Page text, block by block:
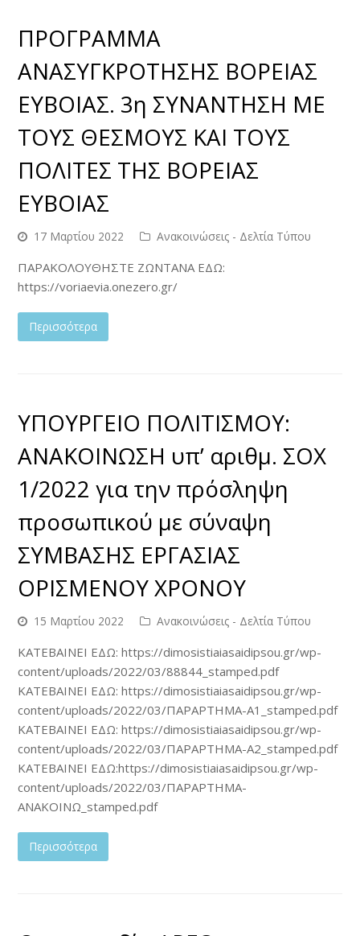
ΠΡΟΓΡΑΜΜΑ
ΑΝΑΣΥΓΚΡΟΤΗΣΗΣ ΒΟΡΕΙΑΣ
ΕΥΒΟΙΑΣ. 3η ΣΥΝΑΝΤΗΣΗ ΜΕ
ΤΟΥΣ ΘΕΣΜΟΥΣ ΚΑΙ ΤΟΥΣ
ΠΟΛΙΤΕΣ ΤΗΣ ΒΟΡΕΙΑΣ
ΕΥΒΟΙΑΣ
17 Μαρτίου 2022 Ανακοινώσεις - Δελτία Τύπου
ΠΑΡΑΚΟΛΟΥΘΗΣΤΕ ΖΩΝΤΑΝΑ ΕΔΩ:
https://voriaevia.onezero.gr/
Περισσότερα
ΥΠΟΥΡΓΕΙΟ ΠΟΛΙΤΙΣΜΟΥ:
ΑΝΑΚΟΙΝΩΣΗ υπ’ αριθμ. ΣΟΧ
1/2022 για την πρόσληψη
προσωπικού με σύναψη
ΣΥΜΒΑΣΗΣ ΕΡΓΑΣΙΑΣ
ΟΡΙΣΜΕΝΟΥ ΧΡΟΝΟΥ
15 Μαρτίου 2022 Ανακοινώσεις - Δελτία Τύπου
ΚΑΤΕΒΑΙΝΕΙ ΕΔΩ: https://dimosistiaiasaidipsou.gr/wp-
content/uploads/2022/03/88844_stamped.pdf
ΚΑΤΕΒΑΙΝΕΙ ΕΔΩ: https://dimosistiaiasaidipsou.gr/wp-
content/uploads/2022/03/ΠΑΡΑΡΤΗΜΑ-Α1_stamped.pdf
ΚΑΤΕΒΑΙΝΕΙ ΕΔΩ: https://dimosistiaiasaidipsou.gr/wp-
content/uploads/2022/03/ΠΑΡΑΡΤΗΜΑ-Α2_stamped.pdf
ΚΑΤΕΒΑΙΝΕΙ ΕΔΩ:https://dimosistiaiasaidipsou.gr/wp-
content/uploads/2022/03/ΠΑΡΑΡΤΗΜΑ-
ΑΝΑΚΟΙΝΩ_stamped.pdf
Περισσότερα